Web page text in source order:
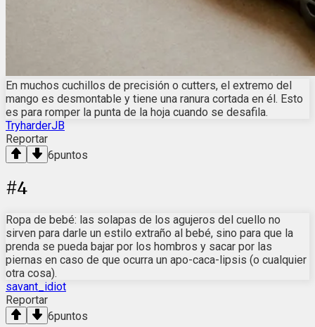
En muchos cuchillos de precisión o cutters, el extremo del
mango es desmontable y tiene una ranura cortada en él. Esto
es para romper la punta de la hoja cuando se desafila.
TryharderJB
Reportar
6puntos
#4
Ropa de bebé: las solapas de los agujeros del cuello no
sirven para darle un estilo extraño al bebé, sino para que la
prenda se pueda bajar por los hombros y sacar por las
piernas en caso de que ocurra un apo-caca-lipsis (o cualquier
otra cosa).
savant_idiot
Reportar
6puntos